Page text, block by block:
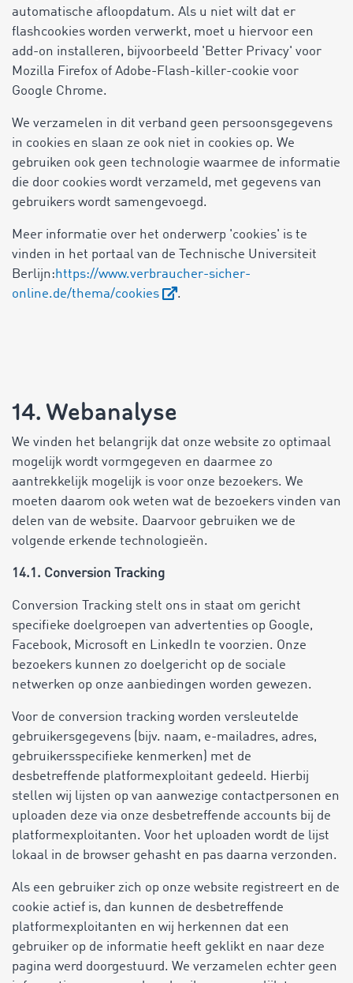
automatische afloopdatum. Als u niet wilt dat er
flashcookies worden verwerkt, moet u hiervoor een
add-on installeren, bijvoorbeeld 'Better Privacy' voor
Mozilla Firefox of Adobe-Flash-killer-cookie voor
Google Chrome.
We verzamelen in dit verband geen persoonsgegevens
in cookies en slaan ze ook niet in cookies op. We
gebruiken ook geen technologie waarmee de informatie
die door cookies wordt verzameld, met gegevens van
gebruikers wordt samengevoegd.
Meer informatie over het onderwerp 'cookies' is te
vinden in het portaal van de Technische Universiteit
Berlijn:https://www.verbraucher-sicher-
online.de/thema/cookies
.
14. Webanalyse
We vinden het belangrijk dat onze website zo optimaal
mogelijk wordt vormgegeven en daarmee zo
aantrekkelijk mogelijk is voor onze bezoekers. We
moeten daarom ook weten wat de bezoekers vinden van
delen van de website. Daarvoor gebruiken we de
volgende erkende technologieën.
14.1. Conversion Tracking
Conversion Tracking stelt ons in staat om gericht
specifieke doelgroepen van advertenties op Google,
Facebook, Microsoft en LinkedIn te voorzien. Onze
bezoekers kunnen zo doelgericht op de sociale
netwerken op onze aanbiedingen worden gewezen.
Voor de conversion tracking worden versleutelde
gebruikersgegevens (bijv. naam, e-mailadres, adres,
gebruikersspecifieke kenmerken) met de
desbetreffende platformexploitant gedeeld. Hierbij
stellen wij lijsten op van aanwezige contactpersonen en
uploaden deze via onze desbetreffende accounts bij de
platformexploitanten. Voor het uploaden wordt de lijst
lokaal in de browser gehasht en pas daarna verzonden.
Als een gebruiker zich op onze website registreert en de
cookie actief is, dan kunnen de desbetreffende
platformexploitanten en wij herkennen dat een
gebruiker op de informatie heeft geklikt en naar deze
pagina werd doorgestuurd. We verzamelen echter geen